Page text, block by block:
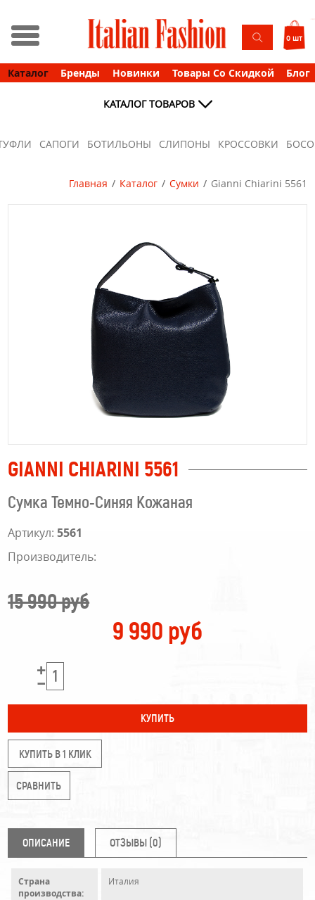
Каталог Бренды Новинки Товары Со Скидкой Блог
0 шт
КАТАЛОГ ТОВАРОВ
САПОГИ БОТИЛЬОНЫ СЛИПОНЫ КРОССОВКИ
Главная Каталог Сумки Gianni Chiarini 5561
GIANNI CHIARINI 5561
Сумка Темно-Синяя Кожаная
Артикул: 5561
Производитель:
15 990 руб
9 990 руб
КУПИТЬ В 1 КЛИК
ОПИСАНИЕ ОТЗЫВЫ (0)
Страна
производства:
Италия